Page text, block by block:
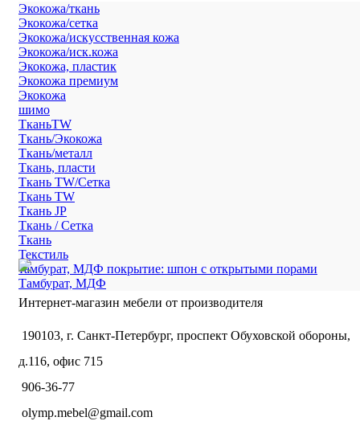
Экокожа/ткань
Экокожа/сетка
Экокожа/искусственная кожа
Экокожа/иск.кожа
Экокожа, пластик
Экокожа премиум
Экокожа
шимо
ТканьTW
Ткань/Экокожа
Ткань/металл
Ткань, пласти
Ткань TW/Сетка
Ткань TW
Ткань JP
Ткань / Сетка
Ткань
Текстиль
тамбурат, МДФ покрытие: шпон с открытыми порами
Тамбурат, МДФ
Интернет-магазин мебели от производителя
190103, г. Санкт-Петербург, проспект Обуховской обороны,
д.116, офис 715
906-36-77
olymp.mebel@gmail.com